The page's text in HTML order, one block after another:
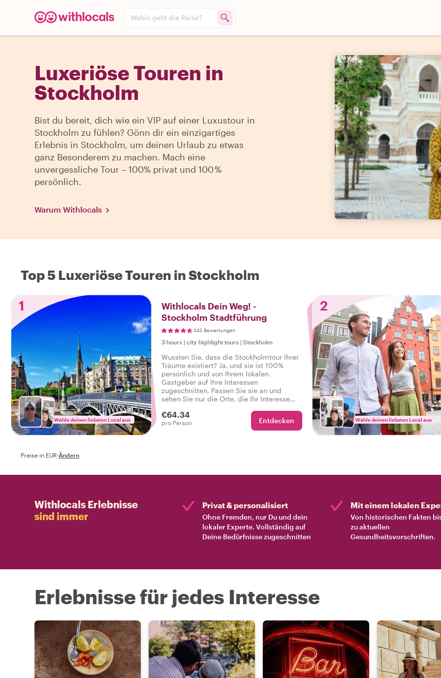
Wohin geht die Reise?
Luxeriöse Touren in
Stockholm
Bist du bereit, dich wie ein VIP auf einer Luxustour in
Stockholm zu fühlen? Gönn dir ein einzigartiges
Erlebnis in Stockholm, um deinen Urlaub zu etwas
ganz Besonderem zu machen. Mach eine
unvergessliche Tour – 100% privat und 100 %
persönlich.
Warum Withlocals
Top 5 Luxeriöse Touren in Stockholm
1
Wähle deinen liebsten Local aus
Withlocals Dein Weg! -
Stockholm Stadtführung
342 Bewertungen
3 hours | city highlight tours | Stockholm
Wussten Sie, dass die Stockholmtour Ihrer
Träume existiert? Ja, und sie ist 100%
persönlich und von Ihrem lokalen
Gastgeber auf Ihre Interessen
zugeschnitten. Passen Sie sie an und
sehen Sie nur die Orte, die Ihr Interesse
Sehenswürdigkeiten bis hin zu
Spaziergängen durch Viertel – Ihre
€64.34
pro Person Entdecken
2
Wähle deinen liebsten Local aus
Preise in EUR·Ändern
Withlocals Erlebnisse
sind immer
Privat & personalisiert
Ohne Fremden, nur Du und dein
lokaler Experte. Vollständig auf
Deine Bedürfnisse zugeschnitten
Mit einem lokalen
Von historischen Fakten
zu aktuellen
Gesundheitsvorschriften.
Erlebnisse für jedes Interesse